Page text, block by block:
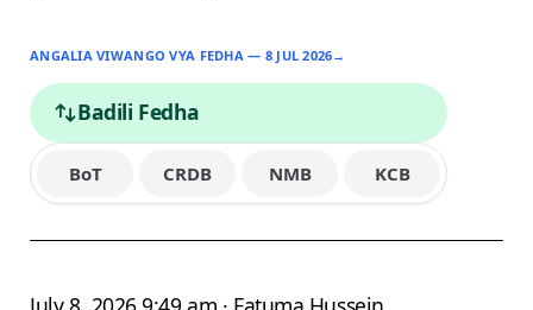
ANGALIA VIWANGO VYA FEDHA — 8 JUL 2026→
Badili Fedha
BoT CRDB NMB KCB